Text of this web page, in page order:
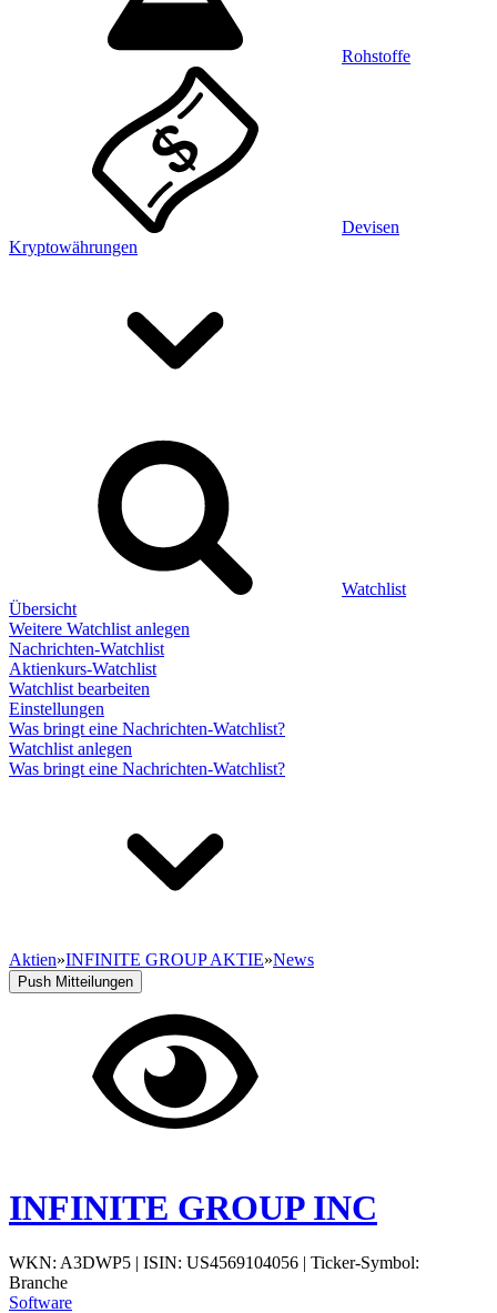
Rohstoffe
Devisen
Kryptowährungen
Watchlist
Übersicht
Weitere Watchlist anlegen
Nachrichten-Watchlist
Aktienkurs-Watchlist
Watchlist bearbeiten
Einstellungen
Was bringt eine Nachrichten-Watchlist?
Watchlist anlegen
Was bringt eine Nachrichten-Watchlist?
Aktien»INFINITE GROUP AKTIE»News
Push Mitteilungen
INFINITE GROUP INC
WKN: A3DWP5 | ISIN: US4569104056 | Ticker-Symbol:
Branche
Software